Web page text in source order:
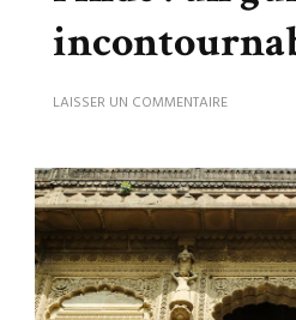
LAISSER UN COMMENTAIRESUR
À
L’INDE
:
UN
GUIDE
DES